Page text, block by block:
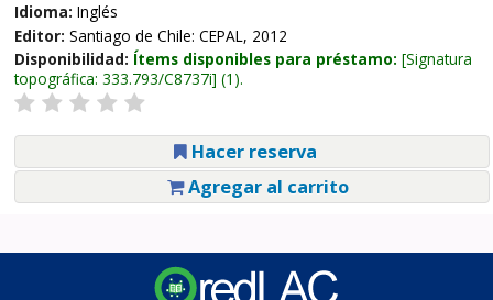
Idioma: Inglés
Editor: Santiago de Chile: CEPAL, 2012
Disponibilidad: Ítems disponibles para préstamo: Signatura
topográfica: 333.793/C8737i (1).
Hacer reserva
Agregar al carrito